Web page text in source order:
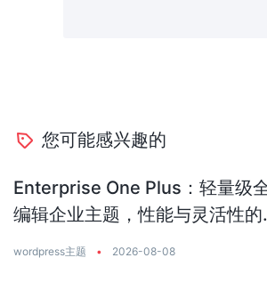
您可能感兴趣的
Enterprise One Plus：轻量级
编辑企业主题，性能与灵活性的
wordpress主题 • 2026-08-08